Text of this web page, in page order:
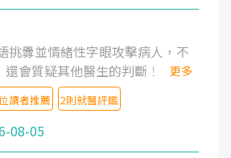
挑釁並情緒性字眼攻擊病人，不
會質疑其他醫生的判斷！
更多
讀者推薦 2則就醫評鑑
08-05